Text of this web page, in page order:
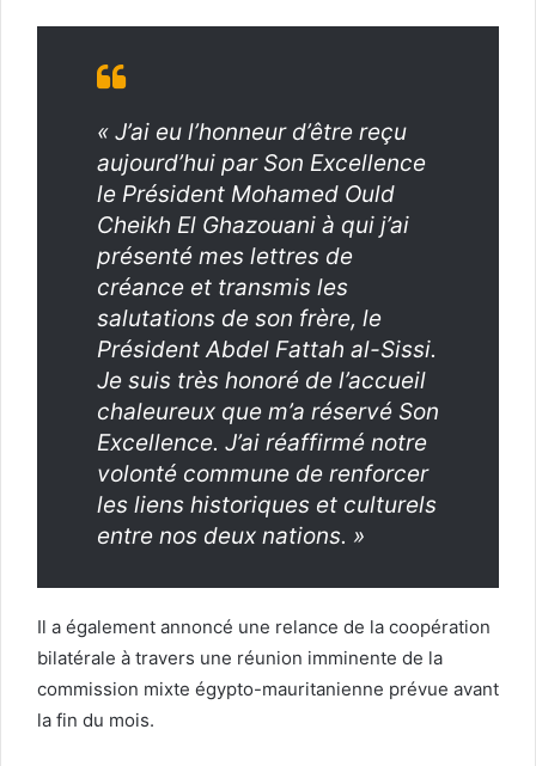
« J’ai eu l’honneur d’être reçu
aujourd’hui par Son Excellence
le Président Mohamed Ould
Cheikh El Ghazouani à qui j’ai
présenté mes lettres de
créance et transmis les
salutations de son frère, le
Président Abdel Fattah al-Sissi.
Je suis très honoré de l’accueil
chaleureux que m’a réservé Son
Excellence. J’ai réaffirmé notre
volonté commune de renforcer
les liens historiques et culturels
entre nos deux nations. »
Il a également annoncé une relance de la coopération
bilatérale à travers une réunion imminente de la
commission mixte égypto-mauritanienne prévue avant
la fin du mois.